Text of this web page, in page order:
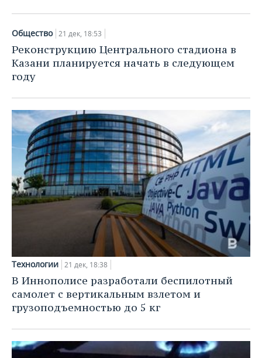
Общество 21 дек, 18:53
Реконструкцию Центрального стадиона в
Казани планируется начать в следующем
году
Технологии 21 дек, 18:38
В Иннополисе разработали беспилотный
самолет с вертикальным взлетом и
грузоподъемностью до 5 кг